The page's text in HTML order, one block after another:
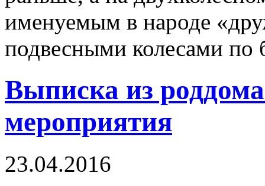
именуемым в народе
подвесными колесами по
Выписка из
мероприятия
23.04.2016